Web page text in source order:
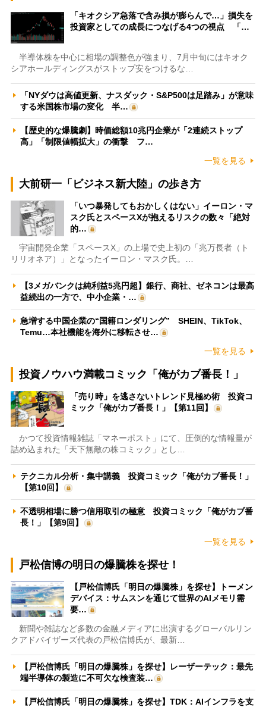
「キオクシア急落で含み損が膨らんで…」損失を
投資家としての成長につなげる4つの視点 「…
半導体株を中心に相場の調整色が強まり、7月中旬にはキオク
シアホールディングスがストップ安をつけるな…
「NYダウは高値更新、ナスダック・S&P500は足踏み」が意味
する米国株市場の変化 半…
【歴史的な爆騰劇】時価総額10兆円企業が「2連続ストップ
高」「制限値幅拡大」の衝撃 フ…
一覧を見る
大前研一「ビジネス新大陸」の歩き方
「いつ暴発してもおかしくはない」イーロン・マ
スク氏とスペースXが抱えるリスクの数々「絶対
的…
宇宙開発企業「スペースX」の上場で史上初の「兆万長者（ト
リリオネア）」となったイーロン・マスク氏。…
【3メガバンクは純利益5兆円超】銀行、商社、ゼネコンは最高
益続出の一方で、中小企業・…
急増する中国企業の“国籍ロンダリング” SHEIN、TikTok、
Temu…本社機能を海外に移転させ…
一覧を見る
投資ノウハウ満載コミック「俺がカブ番長！」
「売り時」を逃さないトレンド見極め術 投資コ
ミック「俺がカブ番長！」【第11回】
かつて投資情報雑誌「マネーポスト」にて、圧倒的な情報量が
詰め込まれた「天下無敵の株コミック」とし…
テクニカル分析・集中講義 投資コミック「俺がカブ番長！」
【第10回】
不透明相場に勝つ信用取引の極意 投資コミック「俺がカブ番
長！」【第9回】
一覧を見る
戸松信博の明日の爆騰株を探せ！
【戸松信博氏「明日の爆騰株」を探せ】トーメン
デバイス：サムスンを通じて世界のAIメモリ需
要…
新聞や雑誌など多数の金融メディアに出演するグローバルリン
クアドバイザーズ代表の戸松信博氏が、最新…
【戸松信博氏「明日の爆騰株」を探せ】レーザーテック：最先
端半導体の製造に不可欠な検査装…
【戸松信博氏「明日の爆騰株」を探せ】TDK：AIインフラを支